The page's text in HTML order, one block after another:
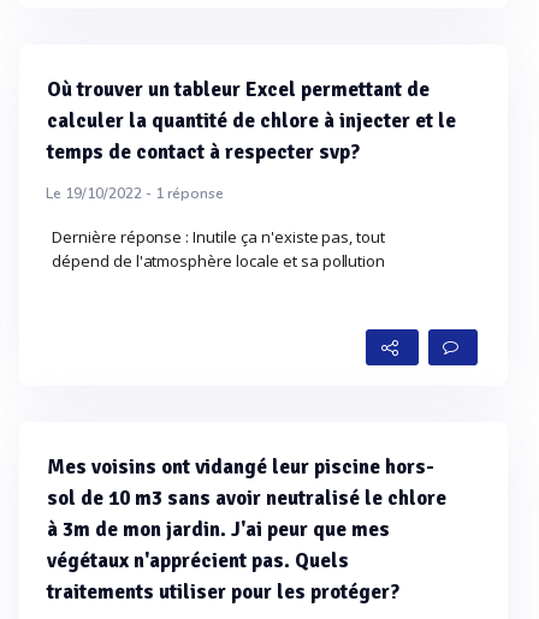
Où trouver un tableur Excel permettant de
calculer la quantité de chlore à injecter et le
temps de contact à respecter svp?
Le 19/10/2022 - 1réponse
Dernière réponse : Inutile ça n'existe pas, tout
dépend de l'atmosphère locale et sa pollution
Mes voisins ont vidangé leur piscine hors-
sol de 10 m3 sans avoir neutralisé le chlore
à 3m de mon jardin. J'ai peur que mes
végétaux n'apprécient pas. Quels
traitements utiliser pour les protéger?